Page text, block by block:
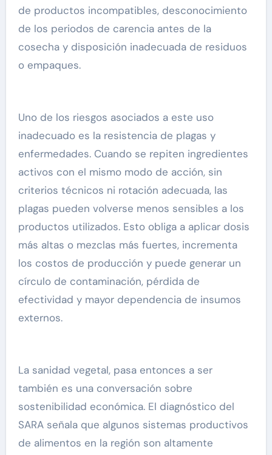
de productos incompatibles, desconocimiento
de los periodos de carencia antes de la
cosecha y disposición inadecuada de residuos
o empaques.
Uno de los riesgos asociados a este uso
inadecuado es la resistencia de plagas y
enfermedades. Cuando se repiten ingredientes
activos con el mismo modo de acción, sin
criterios técnicos ni rotación adecuada, las
plagas pueden volverse menos sensibles a los
productos utilizados. Esto obliga a aplicar dosis
más altas o mezclas más fuertes, incrementa
los costos de producción y puede generar un
círculo de contaminación, pérdida de
efectividad y mayor dependencia de insumos
externos.
La sanidad vegetal, pasa entonces a ser
también es una conversación sobre
sostenibilidad económica. El diagnóstico del
SARA señala que algunos sistemas productivos
de alimentos en la región son altamente